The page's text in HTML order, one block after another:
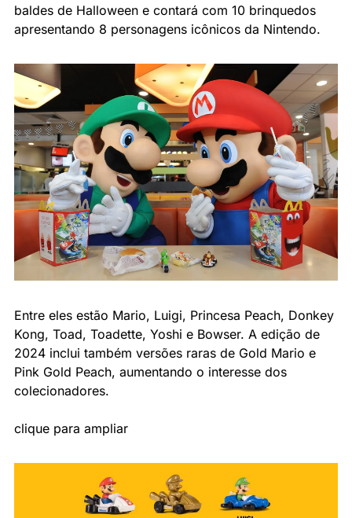
baldes de Halloween e contará com 10 brinquedos
apresentando 8 personagens icônicos da Nintendo.
Entre eles estão Mario, Luigi, Princesa Peach, Donkey
Kong, Toad, Toadette, Yoshi e Bowser. A edição de
2024 inclui também versões raras de Gold Mario e
Pink Gold Peach, aumentando o interesse dos
colecionadores.
clique para ampliar